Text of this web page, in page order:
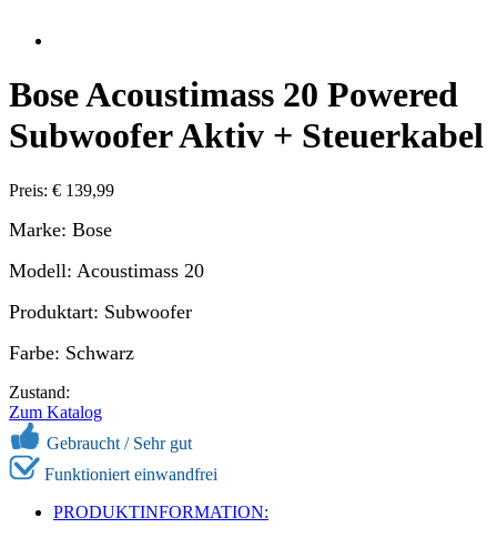
Bose Acoustimass 20 Powered
Subwoofer Aktiv + Steuerkabel
Preis: € 139,99
Marke: Bose
Modell: Acoustimass 20
Produktart: Subwoofer
Farbe: Schwarz
Zustand:
Zum Katalog
Gebraucht / Sehr gut
Funktioniert einwandfrei
PRODUKTINFORMATION: